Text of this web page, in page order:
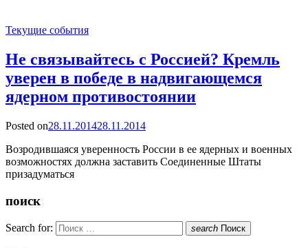
Текущие события
Не связывайтесь с Россией? Кремль
уверен в победе в надвигающемся
ядерном противостоянии
Posted on28.11.201428.11.2014
Возродившаяся уверенность России в ее ядерных и военных
возможностях должна заставить Соединенные Штаты
призадуматься
поиск
Search for: search Поиск